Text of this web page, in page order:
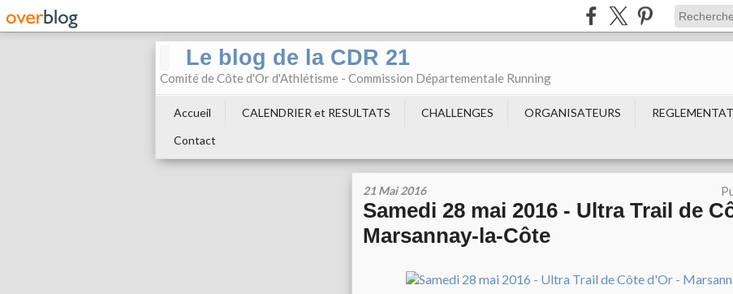
Le blog de la CDR 21
Comité de Côte d'Or d'Athlétisme - Commission Départementale Running
Accueil CALENDRIER et RESULTATS CHALLENGES ORGANISATEURS
Contact
21 Mai 2016
Samedi 28 mai 2016 - Ultra Trail de
Marsannay-la-Côte